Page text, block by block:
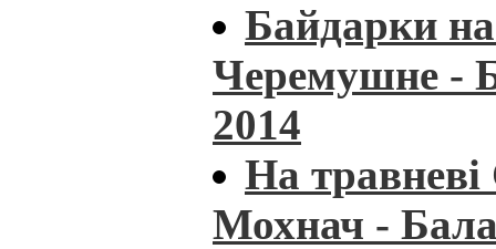
Байдарки
Черемушне -
2014
На
Мохнач -